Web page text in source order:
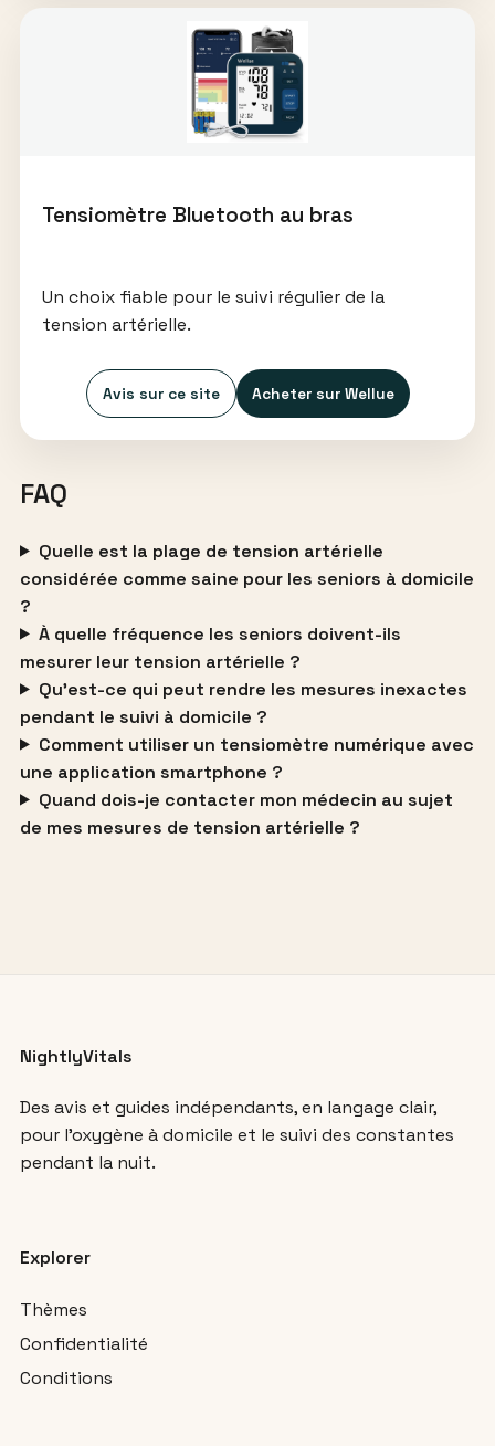
Tensiomètre Bluetooth au bras
Un choix fiable pour le suivi régulier de la
tension artérielle.
Avis sur ce site Acheter sur Wellue
FAQ
Quelle est la plage de tension artérielle
considérée comme saine pour les seniors à domicile
?
À quelle fréquence les seniors doivent-ils
mesurer leur tension artérielle ?
Qu’est-ce qui peut rendre les mesures inexactes
pendant le suivi à domicile ?
Comment utiliser un tensiomètre numérique avec
une application smartphone ?
Quand dois-je contacter mon médecin au sujet
de mes mesures de tension artérielle ?
NightlyVitals
Des avis et guides indépendants, en langage clair,
pour l’oxygène à domicile et le suivi des constantes
pendant la nuit.
Explorer
Thèmes
Confidentialité
Conditions